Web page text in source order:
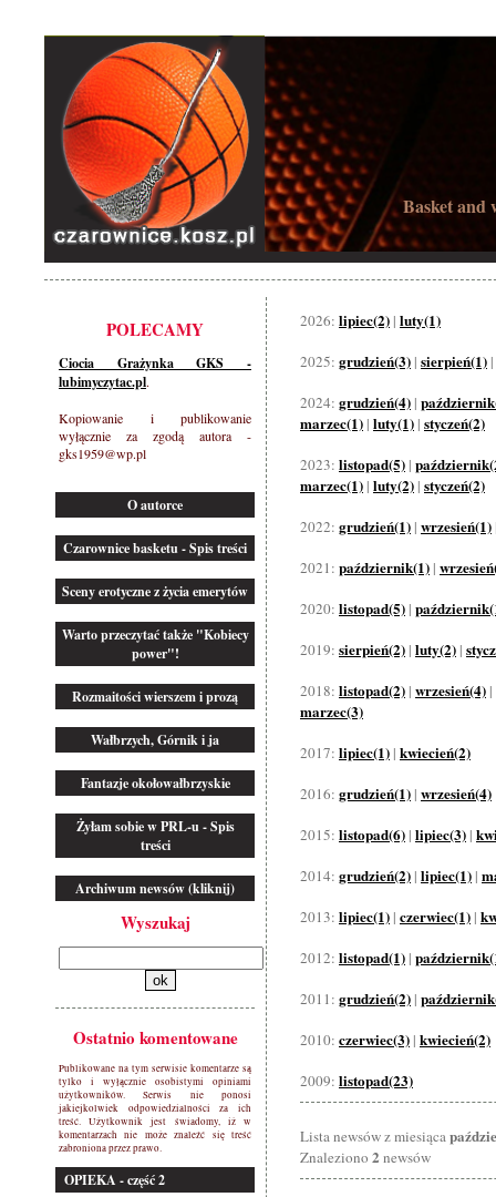
Basket and
POLECAMY
Ciocia Grażynka GKS -
lubimyczytac.pl.
Kopiowanie i publikowanie
wyłącznie za zgodą autora -
gks1959@wp.pl
O autorce
Czarownice basketu - Spis treści
Sceny erotyczne z życia emerytów
Warto przeczytać także "Kobiecy
power"!
Rozmaitości wierszem i prozą
Wałbrzych, Górnik i ja
Fantazje okołowałbrzyskie
Żyłam sobie w PRL-u - Spis
treści
Archiwum newsów (kliknij)
Wyszukaj
Ostatnio komentowane
Publikowane na tym serwisie komentarze są
tylko i wyłącznie osobistymi opiniami
użytkowników. Serwis nie ponosi
jakiejkolwiek odpowiedzialności za ich
treść. Użytkownik jest świadomy, iż w
komentarzach nie może znaleźć się treść
zabroniona przez prawo.
OPIEKA - część 2
2026: lipiec(2) | luty(1)
2025: grudzień(3) | sierpień(1) |
2024: grudzień(4) |
marzec(1) | luty(1) | styczeń(2)
2023: listopad(5) |
marzec(1) | luty(2) | styczeń(2)
2022: grudzień(1) | wrzesień(1)
2021: październik(1) |
2020: listopad(5) |
2019: sierpień(2) | luty(2) |
2018: listopad(2) | wrzesień(4) |
marzec(3)
2017: lipiec(1) | kwiecień(2)
2016: grudzień(1) | wrzesień(4)
2015: listopad(6) | lipiec(3) |
2014: grudzień(2) | lipiec(1) |
2013: lipiec(1) | czerwiec(1) |
2012: listopad(1) |
2011: grudzień(2) |
2010: czerwiec(3) | kwiecień(2)
2009: listopad(23)
Lista newsów z miesiąca
Znaleziono 2 newsów